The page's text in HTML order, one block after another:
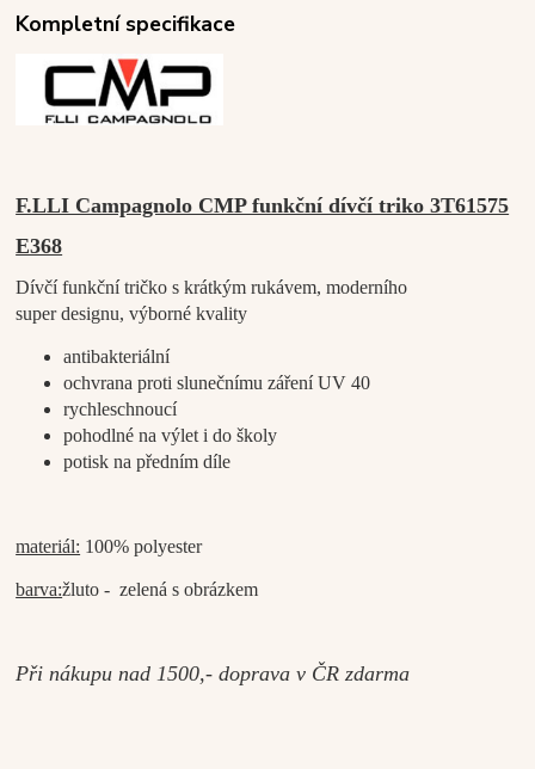
Kompletní specifikace
F.LLI Campagnolo CMP funkční dívčí triko 3T61575
E368
Dívčí funkční tričko s krátkým rukávem, moderního
super designu, výborné kvality
antibakteriální
ochvrana proti slunečnímu záření UV 40
rychleschnoucí
pohodlné na výlet i do školy
potisk na předním díle
materiál: 100% polyester
barva:žluto - zelená s obrázkem
Při nákupu nad 1500,- doprava v ČR zdarma